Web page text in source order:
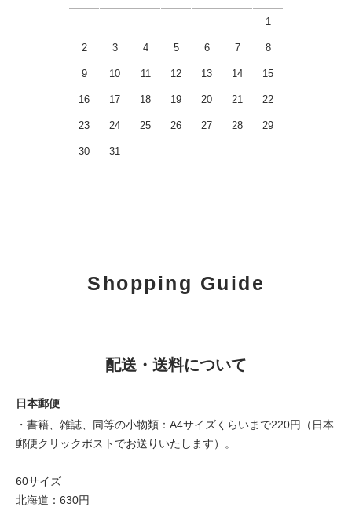
1
2 3 4 5 6 7 8
9 10 11 12 13 14 15
16 17 18 19 20 21 22
23 24 25 26 27 28 29
30 31
Shopping Guide
配送・送料について
日本郵便
・書籍、雑誌、同等の小物類：A4サイズくらいまで220円（日本
郵便クリックポストでお送りいたします）。
60サイズ
北海道：630円